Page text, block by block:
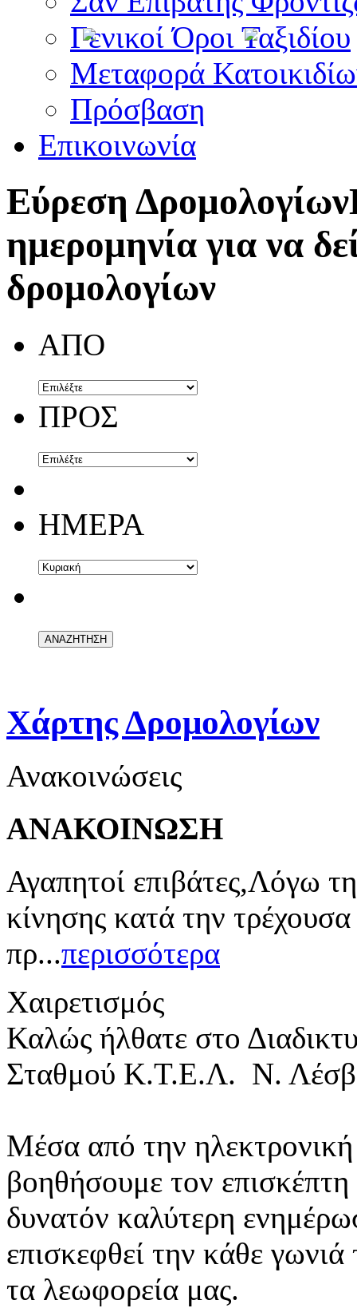
Γενικοί Όροι Ταξιδίου
Μεταφορά
Πρόσβαση
Επικοινωνία
Εύρεση Δρομολογίων
ημερομηνία για να
δρομολογίων
ΑΠΟ
ΠΡΟΣ
ΗΜΕΡΑ
Χάρτης Δρομολογίων
Ανακοινώσεις
ΑΝΑΚΟΙΝΩΣΗ
Αγαπητοί επιβάτες,Λόγω
κίνησης κατά την
πρ...περισσότερα
Χαιρετισμός
Καλώς ήλθατε στο
Σταθμού Κ.Τ.Ε.Λ. Ν.
Μέσα από την ηλεκτρονική
βοηθήσουμε τον
δυνατόν καλύτερη
επισκεφθεί την κάθε
τα λεωφορεία μας.